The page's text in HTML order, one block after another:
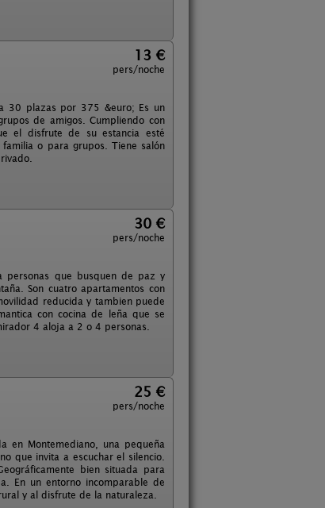
13 €
pers/noche
30 plazas por 375 &euro; Es un
de amigos. Cumpliendo con
el disfrute de su estancia esté
o para grupos. Tiene salón
30 €
pers/noche
personas que busquen de paz y
Son cuatro apartamentos con
reducida y tambien puede
con cocina de leña que se
4 aloja a 2 o 4 personas.
25 €
pers/noche
en Montemediano, una pequeña
que invita a escuchar el silencio.
bien situada para
En un entorno incomparable de
y al disfrute de la naturaleza.